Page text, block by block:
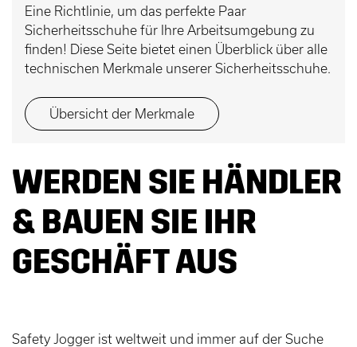
Eine Richtlinie, um das perfekte Paar
Sicherheitsschuhe für Ihre Arbeitsumgebung zu
finden! Diese Seite bietet einen Überblick über alle
technischen Merkmale unserer Sicherheitsschuhe.
Übersicht der Merkmale
WERDEN SIE HÄNDLER
& BAUEN SIE IHR
GESCHÄFT AUS
Safety Jogger ist weltweit und immer auf der Suche